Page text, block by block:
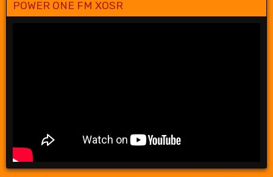
POWER ONE FM XOSR